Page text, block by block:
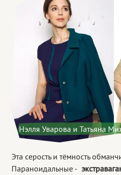
Нэлля Уварова и Татьяна
Эта серость и тёмность
Параноидальные -